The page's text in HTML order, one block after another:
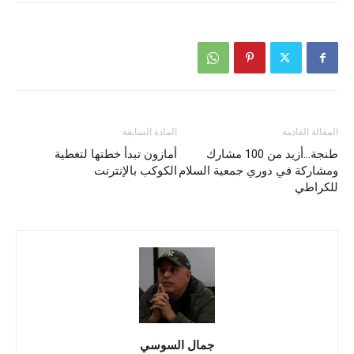
المادة السابقة
أمازون تبدأ خطتها لتغطية
الكوكب بالإنترنت
المقالة القادمة
طنجة…أزيد من 100 مشارك
ومشاركة في دوري جمعية السلام
للكراطي
جمال السوسي